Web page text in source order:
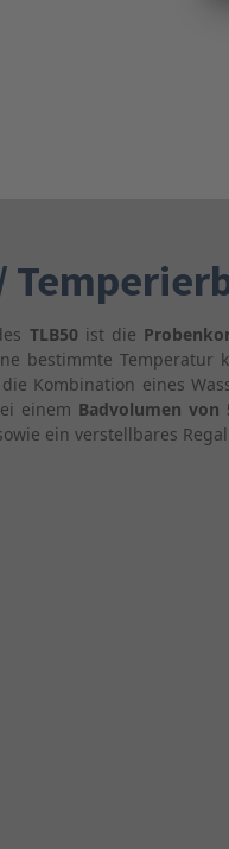
TLB50 ist die
bestimmte Temperatur
Kombination eines
einem Badvolumen
ein verstellbares